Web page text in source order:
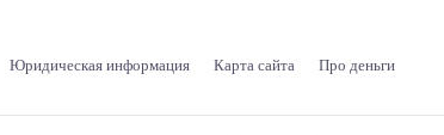
Юридическая информация Карта сайта Про деньги